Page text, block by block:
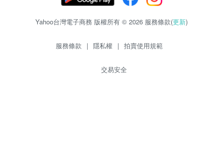
Yahoo台灣電子商務 版權所有 © 2026 服務條款(更新)
服務條款 | 隱私權 | 拍賣使用規範
交易安全